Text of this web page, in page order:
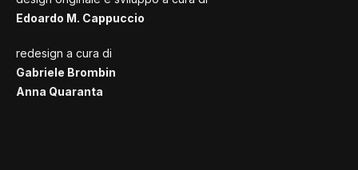
Edoardo M. Cappuccio
redesign a cura di
Gabriele Brombin
Anna Quaranta